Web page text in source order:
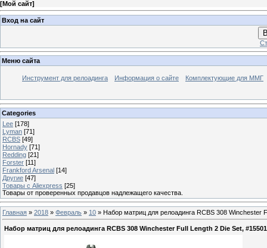
[Мой сайт]
Вход на сайт
Меню сайта
Инструмент для релоадинга Информация о сайте Комплектующие для ММГ
Categories
Lee [178]
Lyman [71]
RCBS [49]
Hornady [71]
Redding [21]
Forster [11]
Frankford Arsenal [14]
Другие [47]
Товары с Aliexpress [25]
Товары от проверенных продавцов надлежащего качества.
Главная » 2018 » Февраль » 10 » Набор матриц для релоадинга RCBS 308 Winchester
Набор матриц для релоадинга RCBS 308 Winchester Full Length 2 Die Set,